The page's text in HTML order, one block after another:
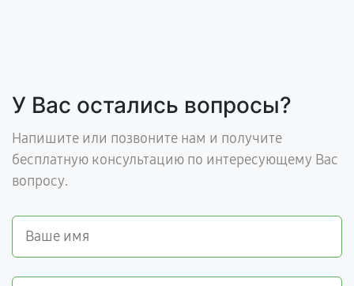
У Вас остались вопросы?
Напишите или позвоните нам и получите
бесплатную консультацию по интересующему Вас
вопросу.